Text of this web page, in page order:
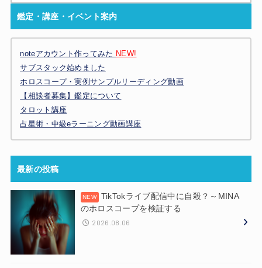
鑑定・講座・イベント案内
noteアカウント作ってみた NEW!
サブスタック始めました
ホロスコープ・実例サンプルリーディング動画
【相談者募集】鑑定について
タロット講座
占星術・中級eラーニング動画講座
最新の投稿
TikTokライブ配信中に自殺？～MINA
のホロスコープを検証する
2026.08.06